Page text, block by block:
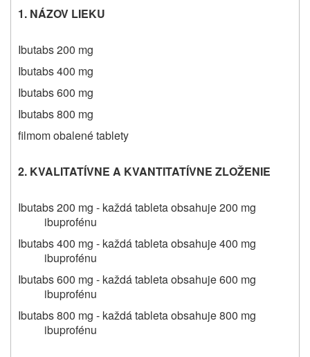
1. NÁZOV LIEKU
Ibutabs200 mg
Ibutabs400 mg
Ibutabs600 mg
Ibutabs800 mg
filmom obalené tablety
2. KVALITATÍVNE A KVANTITATÍVNE ZLOŽENIE
Ibutabs200 mg - každá tableta obsahuje 200 mg
ibuprofénu
Ibutabs400 mg - každá tableta obsahuje 400 mg
ibuprofénu
Ibutabs600 mg - každá tableta obsahuje 600 mg
ibuprofénu
Ibutabs800 mg - každá tableta obsahuje 800 mg
ibuprofénu